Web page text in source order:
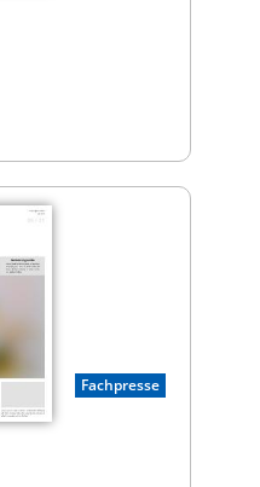
Fachpresse